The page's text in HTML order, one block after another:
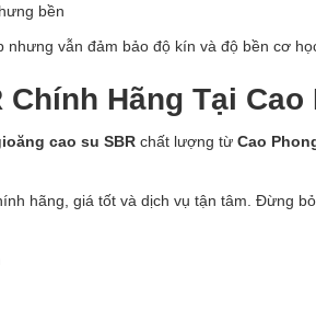
bền
vẫn đảm bảo độ kín và độ bền cơ
Hãng Tại Cao
cao su SBR chất lượng từ Cao
hãng, giá tốt và dịch vụ tận tâm. Đừng